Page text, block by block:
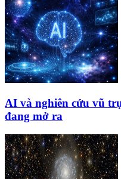
AI và nghiên cứu vũ
đang mở ra